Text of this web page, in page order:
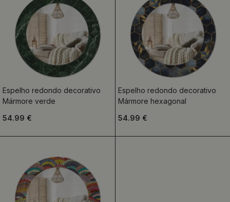
Espelho redondo decorativo
Mármore verde
54.99 €
Espelho redondo decorativo
Mármore hexagonal
54.99 €